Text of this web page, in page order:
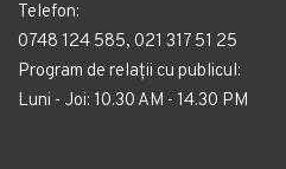
Telefon:
0748 124 585, 021 317 51 25
Program de relații cu publicul:
Luni - Joi: 10.30 AM - 14.30 PM